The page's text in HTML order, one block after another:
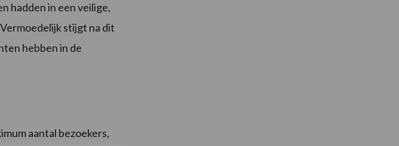
hadden in een veilige,
stijgt na dit
hebben in de
aantal bezoekers,